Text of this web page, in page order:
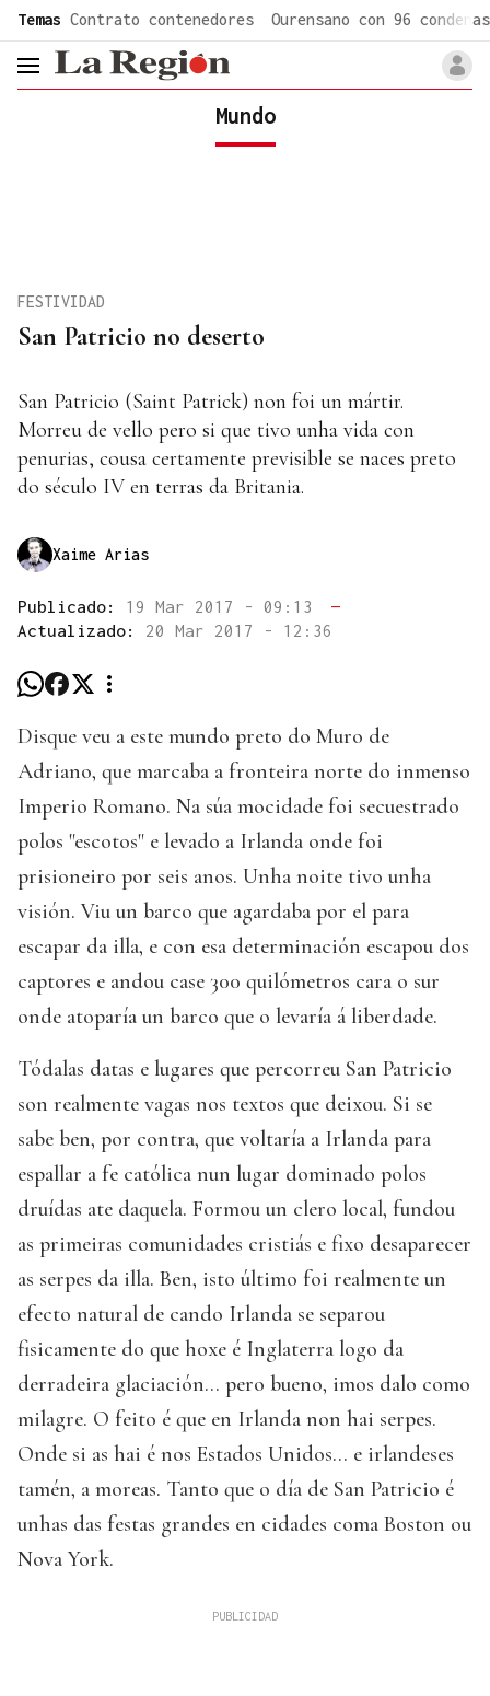
Temas Contrato contenedores Ourensano con 96 condenas
header.menu.open
Mundo
San Patricio no deserto
FESTIVIDAD
San Patricio (Saint Patrick) non foi un mártir.
Morreu de vello pero si que tivo unha vida con
penurias, cousa certamente previsible se naces preto
do século IV en terras da Britania.
Xaime Arias
Publicado: 19 Mar 2017 - 09:13
—
Actualizado: 20 Mar 2017 - 12:36
Disque veu a este mundo preto do Muro de
Adriano, que marcaba a fronteira norte do inmenso
Imperio Romano. Na súa mocidade foi secuestrado
polos "escotos" e levado a Irlanda onde foi
prisioneiro por seis anos. Unha noite tivo unha
visión. Viu un barco que agardaba por el para
escapar da illa, e con esa determinación escapou dos
captores e andou case 300 quilómetros cara o sur
onde atoparía un barco que o levaría á liberdade.
Tódalas datas e lugares que percorreu San Patricio
son realmente vagas nos textos que deixou. Si se
sabe ben, por contra, que voltaría a Irlanda para
espallar a fe católica nun lugar dominado polos
druídas ate daquela. Formou un clero local, fundou
as primeiras comunidades cristiás e fixo desaparecer
as serpes da illa. Ben, isto último foi realmente un
efecto natural de cando Irlanda se separou
fisicamente do que hoxe é Inglaterra logo da
derradeira glaciación… pero bueno, imos dalo como
milagre. O feito é que en Irlanda non hai serpes.
Onde si as hai é nos Estados Unidos… e irlandeses
tamén, a moreas. Tanto que o día de San Patricio é
unhas das festas grandes en cidades coma Boston ou
Nova York.